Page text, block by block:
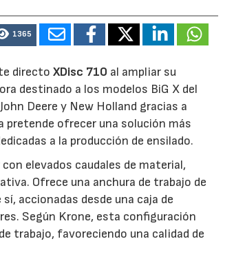
1365
directoXDisc 710 al ampliar su
destinado a los modelos BiG X del
Deere y New Holland gracias a
pretende ofrecer una solución más
a la producción de ensilado.
elevados caudales de material,
Ofrece una anchura de trabajo de
accionadas desde una caja de
Según Krone, esta configuración
trabajo, favoreciendo una calidad de